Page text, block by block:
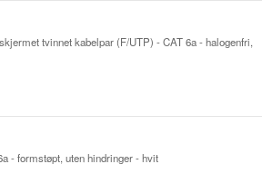
tvinnet kabelpar (F/UTP) - CAT 6a - halogenfri,
- formstøpt, uten hindringer - hvit